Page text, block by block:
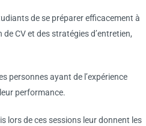
de se préparer efficacement à
CV et des stratégies d’entretien,
personnes ayant de l’expérience
performance.
lors de ces sessions leur donnent les